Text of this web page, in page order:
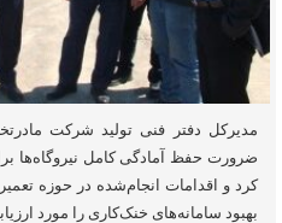
مدیرکل دفتر فنی تولید شرکت
ضرورت حفظ آمادگی کامل نیروگاه‌ها
کرد و اقدامات انجام‌شده در حوزه
بهبود سامانه‌های خنک‌کاری را مورد